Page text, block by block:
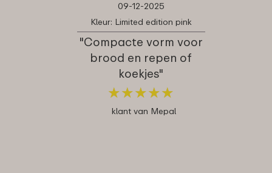
09-12-2025
Kleur: Limited edition pink
"Compacte vorm voor
brood en repen of
koekjes"
★★★★★
★★★★★
klant van Mepal